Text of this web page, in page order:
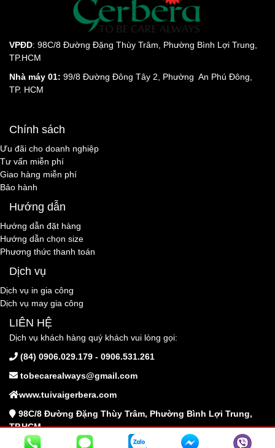
VPĐD: 98C/8 Đường Đặng Thùy Trâm, Phường Bình Lợi Trung,
TP.HCM
Nhà máy 01: 99/8 Đường Đông Tây 2, Phường An Phú Đông,
TP. HCM
Chính sách
Ưu đãi cho doanh nghiệp
Tư vấn miễn phí
Giao hàng miễn phí
Bảo hành
Hướng dẫn
Hướng dẫn đặt hàng
Hướng dẫn chọn size
Phương thức thanh toán
Dịch vụ
Dịch vụ in gia công
Dịch vụ may gia công
LIÊN HỆ
Dịch vụ khách hàng quý khách vui lòng gọi:
(84) 0906.029.179 - 0906.531.261
tobecarealways@gmail.com
www.tuivaigerbera.com
98C/8 Đường Đặng Thùy Trâm, Phường Bình Lợi Trung,
TP.HCM